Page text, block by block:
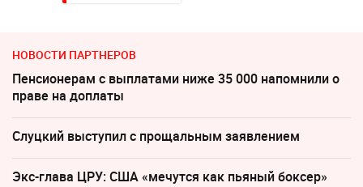
НОВОСТИ ПАРТНЕРОВ
Пенсионерам с выплатами ниже 35 000 напомнили о
праве на доплаты
Слуцкий выступил с прощальным заявлением
Экс-глава ЦРУ: США «мечутся как пьяный боксер»